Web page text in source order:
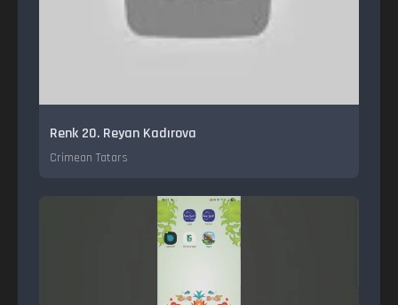
Renk 20. Reyan Kadırova
Crimean Tatars